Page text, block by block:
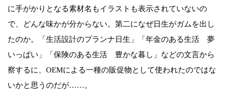
に手がかりとなる素材名もイラストも表示されていないの
で、どんな味かが分からない。第二になぜ日生がガムを出し
たのか。「生活設計のプランナ日生」「年金のある生活 夢
いっぱい」「保険のある生活 豊かな暮し」などの文言から
察するに、OEMによる一種の販促物として使われたのではな
いかと思うのだが……。